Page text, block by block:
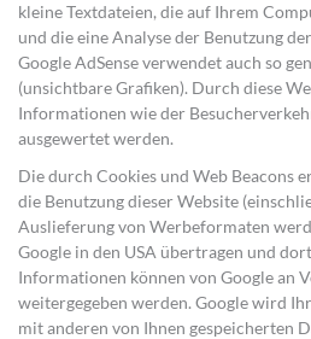
kleine Textdateien, die auf Ihrem
und die eine Analyse der Benutzung
Google AdSense verwendet auch so
(unsichtbare Grafiken). Durch diese
Informationen wie der
ausgewertet werden.
Die durch Cookies und Web Beacons
die Benutzung dieser Website
Auslieferung von Werbeformaten
Google in den USA übertragen und
Informationen können von Google an
weitergegeben werden. Google wird
mit anderen von Ihnen gespeicherten